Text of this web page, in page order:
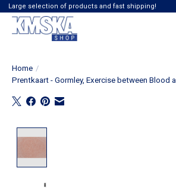
Large selection of products and fast shipping!
Home /
Prentkaart - Gormley, Exercise between Blood